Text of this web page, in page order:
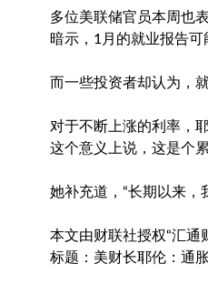
多位美联储官员本周也
暗示，1月的就业报告可
而一些投资者却认为，
对于不断上涨的利率，
这个意义上说，这是个
她补充道，“长期以来，
本文由财联社授权“汇通
标题：美财长耶伦：通